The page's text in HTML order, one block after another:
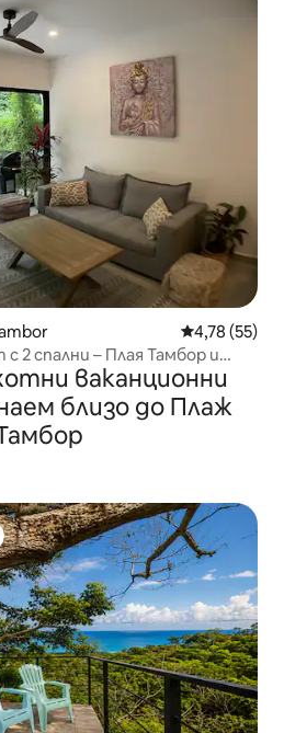
Средна
4,78 (55)
2 спални – Плая Тамбор и
ваканционни
близо до Плаж
гостите